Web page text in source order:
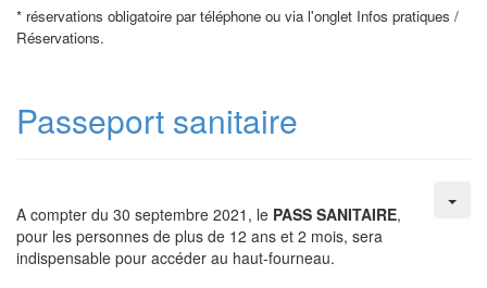
* réservations obligatoire par téléphone ou via l'onglet Infos pratiques /
Réservations.
Passeport sanitaire
A compter du 30 septembre 2021, le PASS SANITAIRE,
pour les personnes de plus de 12 ans et 2 mois, sera
indispensable pour accéder au haut-fourneau.